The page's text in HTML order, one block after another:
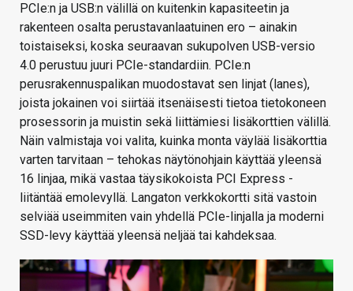
PCIe:n ja USB:n välillä on kuitenkin kapasiteetin ja
rakenteen osalta perustavanlaatuinen ero – ainakin
toistaiseksi, koska seuraavan sukupolven USB-versio
4.0 perustuu juuri PCIe-standardiin. PCIe:n
perusrakennuspalikan muodostavat sen linjat (lanes),
joista jokainen voi siirtää itsenäisesti tietoa tietokoneen
prosessorin ja muistin sekä liittämiesi lisäkorttien välillä.
Näin valmistaja voi valita, kuinka monta väylää lisäkorttia
varten tarvitaan – tehokas näytönohjain käyttää yleensä
16 linjaa, mikä vastaa täysikokoista PCI Express -
liitäntää emolevyllä. Langaton verkkokortti sitä vastoin
selviää useimmiten vain yhdellä PCIe-linjalla ja moderni
SSD-levy käyttää yleensä neljää tai kahdeksaa.